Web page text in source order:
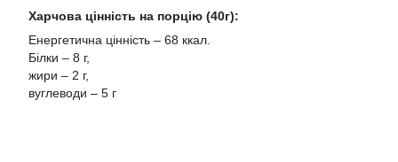
Харчова цінність на порцію (40г):
Енергетична цінність – 68 ккал.
Білки – 8 г,
жири – 2 г,
вуглеводи – 5 г